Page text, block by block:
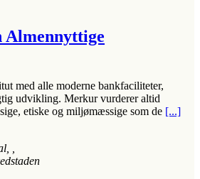
med alle moderne bankfaciliteter,
udvikling. Merkur vurderer altid
etiske og miljømæssige som de [...]